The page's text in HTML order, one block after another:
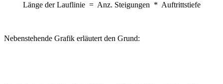
Länge der Lauflinie = Anz. Steigungen * Auftrittstiefe
Nebenstehende Grafik erläutert den Grund: